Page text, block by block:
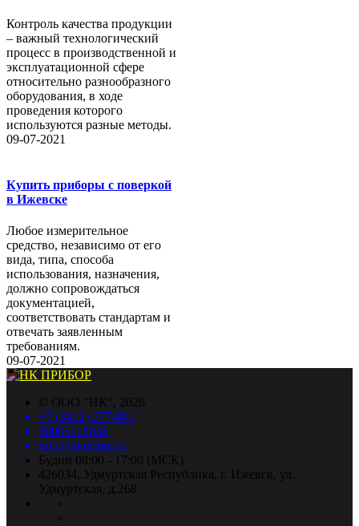
Контроль качества продукции
– важный технологический
процесс в производственной и
эксплуатационной сфере
относительно разнообразного
оборудования, в ходе
проведения которого
используются разные методы.
09-07-2021
Купить приборы с поверкой
в Ижевске
Любое измерительное
средство, независимо от его
вида, типа, способа
использования, назначения,
должно сопровождаться
документацией,
соответствовать стандартам и
отвечать заявленным
требованиям.
09-07-2021
© ООО "НК", 2026
+7 (3412) 277-001
88005118036
info@nkpribor.ru
Будни 08:00 - 17:00 (МСК)
426034, Удмуртская Республика, г. Ижевск, ул.
Удмуртская, д.268